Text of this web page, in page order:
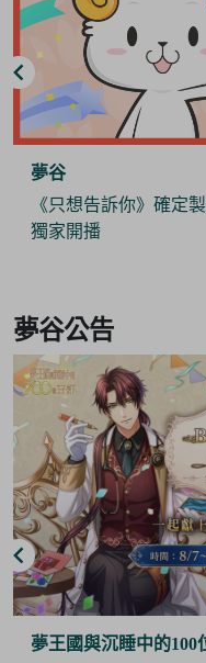
夢谷
《只想告訴你》確定
獨家開播
of
6
夢谷公告
夢王國與沉睡中的100